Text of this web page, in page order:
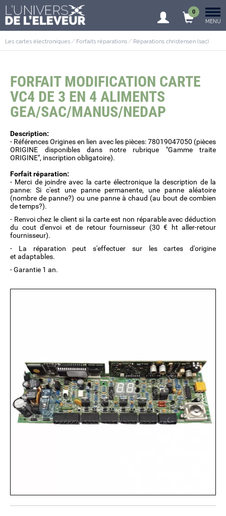
0
MENU
Les cartes électroniques Forfaits réparations Réparations christensen (sac)
FORFAIT MODIFICATION CARTE
VC4 DE 3 EN 4 ALIMENTS
GEA/SAC/MANUS/NEDAP
Description:
- Références Origines en lien avec les pièces: 78019047050 (pièces
ORIGINE disponibles dans notre rubrique "Gamme traite
ORIGINE", inscription obligatoire).
Forfait réparation:
- Merci de joindre avec la carte électronique la description de la
panne: Si c'est une panne permanente, une panne aléatoire
(nombre de panne?) ou une panne à chaud (au bout de combien
de temps?).
- Renvoi chez le client si la carte est non réparable avec déduction
du cout d'envoi et de retour fournisseur (30 € ht aller-retour
fournisseur).
- La réparation peut s'effectuer sur les cartes d'origine
et adaptables.
- Garantie 1 an.